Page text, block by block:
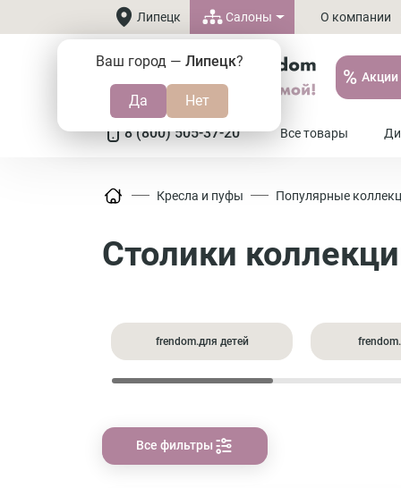
Липецк
Ваш город — Липецк?
Салоны О компании
% Акции
8 (800) 505-37-20 Все товары
Кресла и пуфы Популярные
Столики
frendom.для детей
Все фильтры